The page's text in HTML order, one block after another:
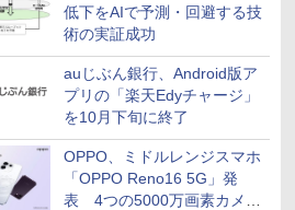
低下をAIで予測・回避する技
術の実証成功
auじぶん銀行、Android版ア
プリの「楽天Edyチャージ」
を10月下旬に終了
OPPO、ミドルレンジスマホ
「OPPO Reno16 5G」発
表 4つの5000万画素カメラ